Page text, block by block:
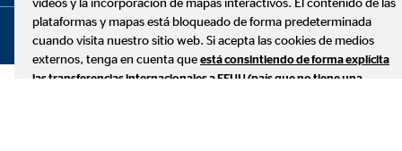
Copyright © 2026 by OVB Allfinanz España S.A. | All Rights
Reserved
plataformas y mapas está bloqueado de forma predeterminada
cuando visita nuestro sitio web. Si acepta las cookies de medios
externos, tenga en cuenta que está consintiendo de forma explícita
las transferencias internacionales a EEUU (país que no tiene una